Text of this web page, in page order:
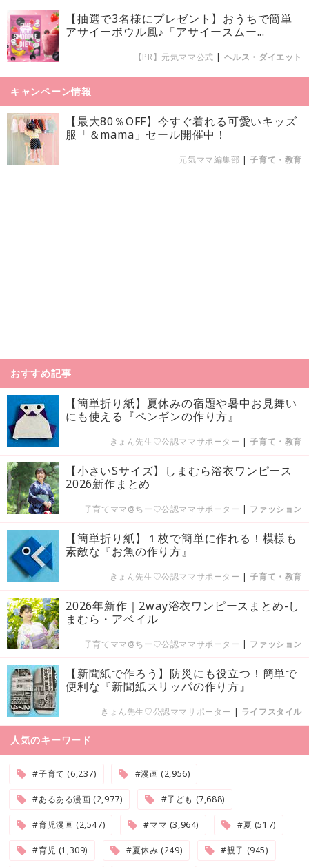
【抽選で3名様にプレゼント】おうちで簡単
アサイーボウル風♪「アサイースムー...
【PR】元気ママ公式 | ヘルス・ダイエット
キャンペーン情報
【最大80％OFF】今すぐ着れる可愛いキッズ
服「＆mama」セール開催中！
元気ママ編集部 |子育て・教育
おすすめ記事
【簡単折り紙】夏休みの宿題や暑中お見舞い
にも使える『ペンギンの作り方』
きょん先生♡公認ママサポーター |子育て・教育
【小さいSサイズ】しまむら浴衣ワンピース
2026新作まとめ
子育てママ@ちー♡公認ママサポーター | ファッション
【簡単折り紙】１枚で簡単に作れる！模様も
素敵な『お魚の作り方』
きょん先生♡公認ママサポーター |子育て・教育
2026年新作｜2way浴衣ワンピースまとめ-し
まむら・アベイル
子育てママ@ちー♡公認ママサポーター | ファッション
【新聞紙で作ろう】防災にも役立つ！簡単で
便利な『新聞紙スリッパの作り方』
きょん先生♡公認ママサポーター | ライフスタイル
人気のキーワード
#子育て (6,237) #漫画 (2,956)
#あるある漫画 (2,977) #子ども (7,688)
#育児漫画 (2,547) #ママ (3,964) #夏 (517)
#育児 (1,309) #夏休み (249) #親子 (945)